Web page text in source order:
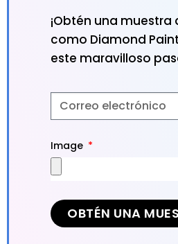
¡Obtén una
como Diamond
este maravilloso
Image
OBTÉN UNA